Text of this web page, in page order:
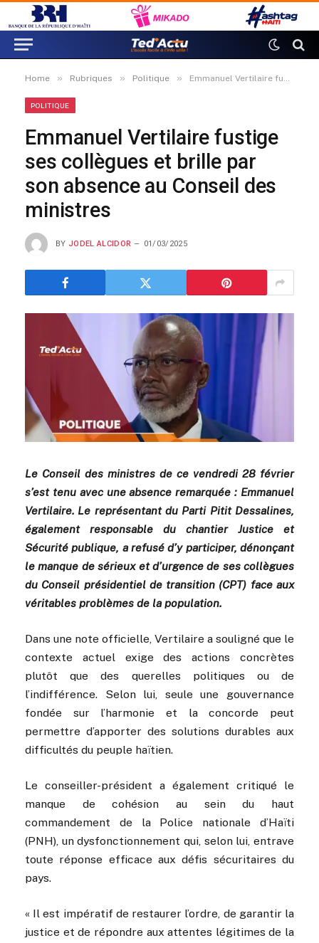
Home » Rubriques » Politique » Emmanuel Vertilaire fustige ses collègues et brille par son absence au Conseil des ministres
POLITIQUE
Emmanuel Vertilaire fustige
ses collègues et brille par
son absence au Conseil des
ministres
BY JODEL ALCIDOR 01/03/2025
Le Conseil des ministres de ce vendredi 28 février
s’est tenu avec une absence remarquée : Emmanuel
Vertilaire. Le représentant du Parti Pitit Dessalines,
également responsable du chantier Justice et
Sécurité publique, a refusé d’y participer, dénonçant
le manque de sérieux et d’urgence de ses collègues
du Conseil présidentiel de transition (CPT) face aux
véritables problèmes de la population.
Dans une note officielle, Vertilaire a souligné que le
contexte actuel exige des actions concrètes
plutôt que des querelles politiques ou de
l’indifférence. Selon lui, seule une gouvernance
fondée sur l’harmonie et la concorde peut
permettre d’apporter des solutions durables aux
difficultés du peuple haïtien.
Le conseiller-président a également critiqué le
manque de cohésion au sein du haut
commandement de la Police nationale d’Haïti
(PNH), un dysfonctionnement qui, selon lui, entrave
toute réponse efficace aux défis sécuritaires du
pays.
« Il est impératif de restaurer l’ordre, de garantir la
justice et de répondre aux attentes légitimes de la